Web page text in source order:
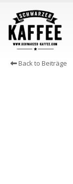
Back to Beiträge